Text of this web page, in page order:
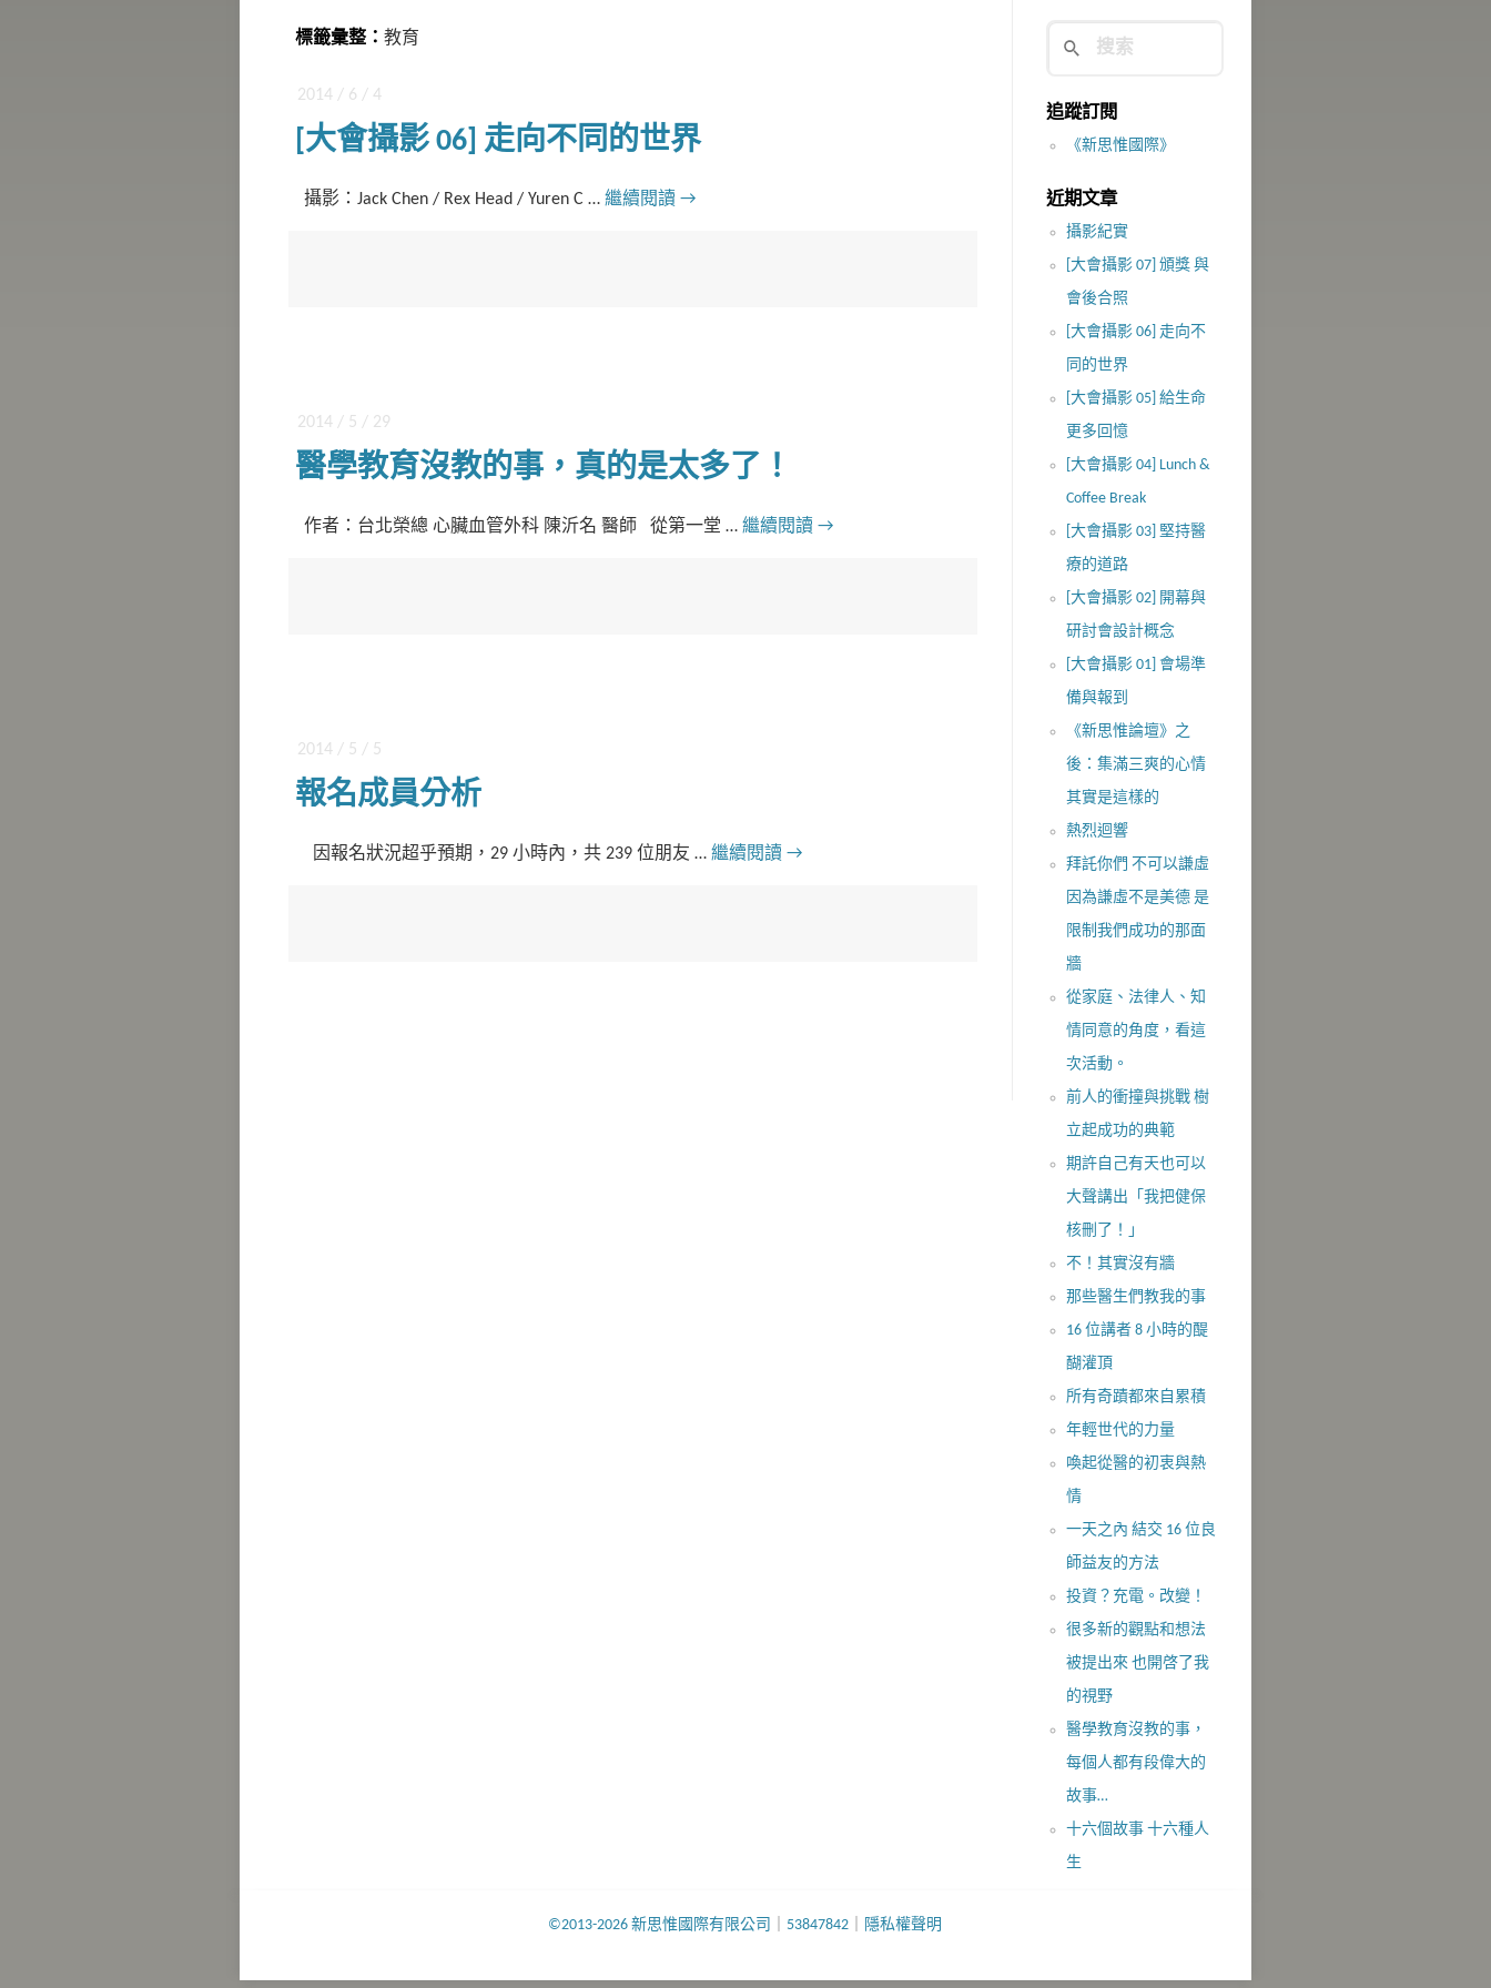
標籤彙整： 教育
2014 / 6 / 4
[大會攝影 06] 走向不同的世界
攝影：Jack Chen / Rex Head / Yuren C … 繼續閱讀 →
2014 / 5 / 29
醫學教育沒教的事，真的是太多了！
作者：台北榮總 心臟血管外科 陳沂名 醫師 從第一堂 … 繼續閱讀 →
2014 / 5 / 5
報名成員分析
因報名狀況超乎預期，29 小時內，共 239 位朋友 … 繼續閱讀 →
追蹤訂閱
《新思惟國際》
近期文章
攝影紀實
[大會攝影 07] 頒獎 與
會後合照
[大會攝影 06] 走向不
同的世界
[大會攝影 05] 給生命
更多回憶
[大會攝影 04] Lunch &
Coffee Break
[大會攝影 03] 堅持醫
療的道路
[大會攝影 02] 開幕與
研討會設計概念
[大會攝影 01] 會場準
備與報到
《新思惟論壇》之
後：集滿三爽的心情
其實是這樣的
熱烈迴響
拜託你們 不可以謙虛
因為謙虛不是美德 是
限制我們成功的那面
牆
從家庭、法律人、知
情同意的角度，看這
次活動。
前人的衝撞與挑戰 樹
立起成功的典範
期許自己有天也可以
大聲講出「我把健保
核刪了！」
不！其實沒​有牆
那些醫生們教我的事
16 位講者 8 小時的醍
醐灌頂
所有奇蹟都來自累積
年輕世代的力量
喚起從醫的初衷與熱
情
一天之內 結交 16 位良
師益友的方法
投資？充電。改變！
很多新的觀點和想法
被提出來 也開啓了我
的視野
醫學教育沒教的事，
每個人都有段偉大的
故事…
十六個故事 十六種人
生
©2013-2026 新思惟國際有限公司 53847842｜ 隱私權聲明